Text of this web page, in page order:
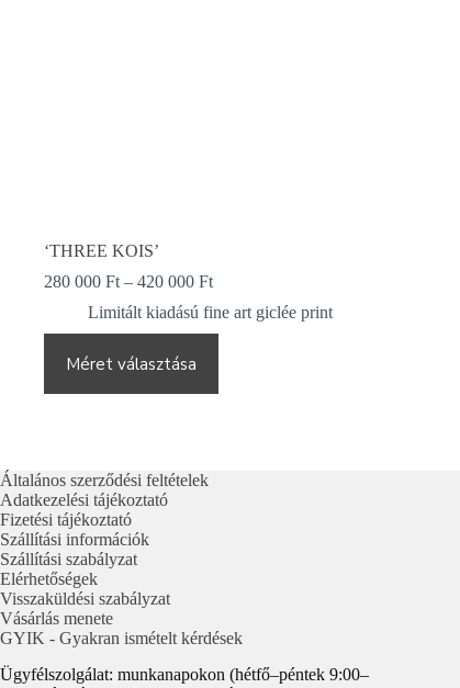
‘THREE KOIS’
280 000 Ft – 420 000 FtÁrtartomány:
000 Ft
-
Limitált kiadású fine art giclée print
Méret választása
változatok
a
termékoldalon
választhatók
ki
Általános szerződési feltételek
Adatkezelési tájékoztató
Fizetési tájékoztató
Szállítási információk
Szállítási szabályzat
Elérhetőségek
Visszaküldési szabályzat
Vásárlás menete
GYIK - Gyakran ismételt kérdések
Ügyfélszolgálat: munkanapokon (hétfő–péntek 9:00–